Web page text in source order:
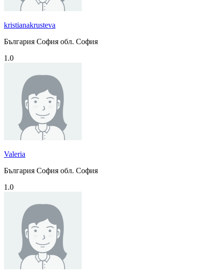
kristianakrusteva
България София обл. София
1.0
Valeria
България София обл. София
1.0